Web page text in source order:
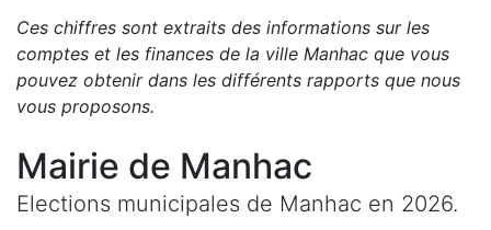
Ces chiffres sont extraits des informations sur les
comptes et les finances de la ville Manhac que vous
pouvez obtenir dans les différents rapports que nous
vous proposons.
Mairie de Manhac
Elections municipales de Manhac en 2026.